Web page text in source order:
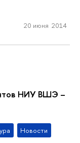
20 июня 2014
НИУ ВШЭ –
Новости